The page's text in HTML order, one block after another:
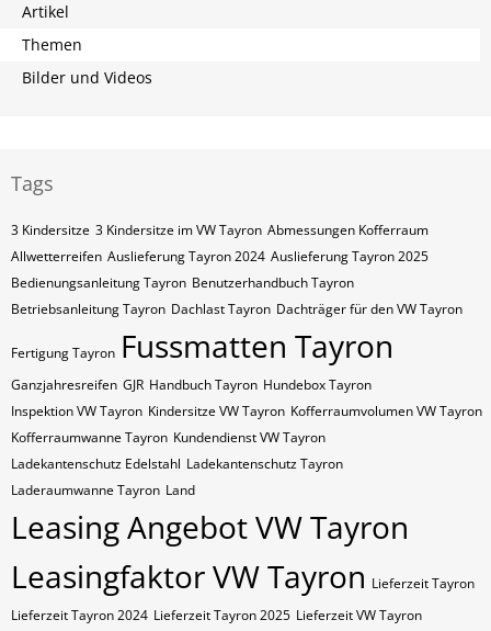
Artikel
Themen
Bilder und Videos
Tags
3 Kindersitze 3 Kindersitze im VW Tayron Abmessungen Kofferraum
Allwetterreifen Auslieferung Tayron 2024 Auslieferung Tayron 2025
Bedienungsanleitung Tayron Benutzerhandbuch Tayron
Betriebsanleitung Tayron Dachlast Tayron Dachträger für den VW Tayron
Fertigung Tayron Fussmatten Tayron
Ganzjahresreifen GJR Handbuch Tayron Hundebox Tayron
Inspektion VW Tayron Kindersitze VW Tayron Kofferraumvolumen VW Tayron
Kofferraumwanne Tayron Kundendienst VW Tayron
Ladekantenschutz Edelstahl Ladekantenschutz Tayron
Laderaumwanne Tayron Land
Leasing Angebot VW Tayron
Leasingfaktor VW Tayron Lieferzeit Tayron
Lieferzeit Tayron 2024 Lieferzeit Tayron 2025 Lieferzeit VW Tayron